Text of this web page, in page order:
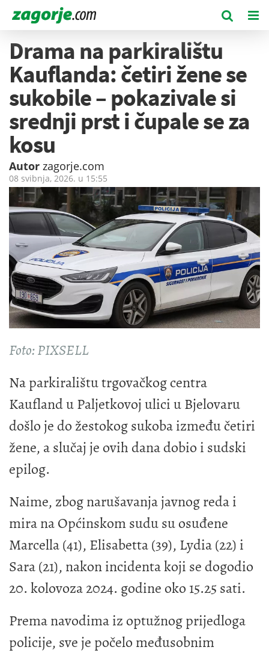
Drama na parkiralištu
Kauflanda: četiri žene se
sukobile – pokazivale si
srednji prst i čupale se za
kosu
Autor zagorje.com
08 svibnja, 2026. u 15:55
Foto: PIXSELL
Na parkiralištu trgovačkog centra
Kaufland u Paljetkovoj ulici u Bjelovaru
došlo je do žestokog sukoba između četiri
žene, a slučaj je ovih dana dobio i sudski
epilog.
Naime, zbog narušavanja javnog reda i
mira na Općinskom sudu su osuđene
Marcella (41), Elisabetta (39), Lydia (22) i
Sara (21), nakon incidenta koji se dogodio
20. kolovoza 2024. godine oko 15.25 sati.
Prema navodima iz optužnog prijedloga
policije, sve je počelo međusobnim